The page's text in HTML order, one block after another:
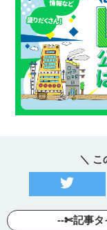
＼ こ
--✄記事タ